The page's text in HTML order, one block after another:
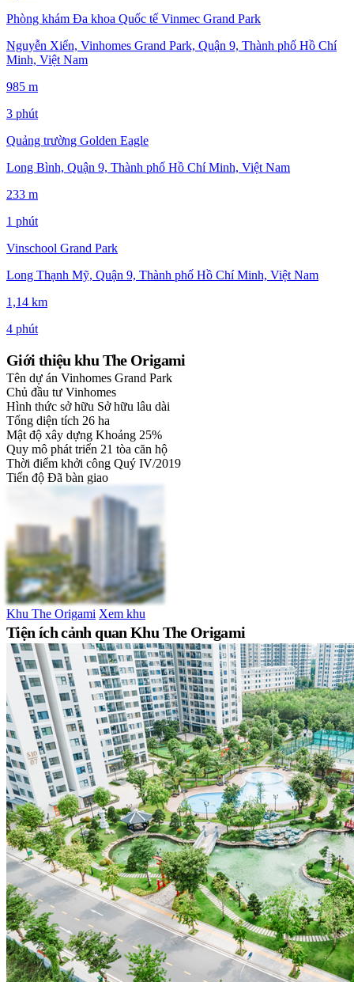
Phòng khám Đa khoa Quốc tế Vinmec Grand Park
Nguyễn Xiển, Vinhomes Grand Park, Quận 9, Thành phố Hồ Chí
Minh, Việt Nam
985 m
3 phút
Quảng trường Golden Eagle
Long Bình, Quận 9, Thành phố Hồ Chí Minh, Việt Nam
233 m
1 phút
Vinschool Grand Park
Long Thạnh Mỹ, Quận 9, Thành phố Hồ Chí Minh, Việt Nam
1,14 km
4 phút
Giới thiệu khu The Origami
Tên dự án Vinhomes Grand Park
Chủ đầu tư Vinhomes
Hình thức sở hữu Sở hữu lâu dài
Tổng diện tích 26 ha
Mật độ xây dựng Khoảng 25%
Quy mô phát triển 21 tòa căn hộ
Thời điểm khởi công Quý IV/2019
Tiến độ Đã bàn giao
Khu The Origami Xem khu
Tiện ích cảnh quan Khu The Origami